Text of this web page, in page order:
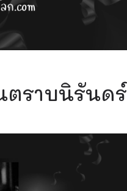
ราบนิรันดร์